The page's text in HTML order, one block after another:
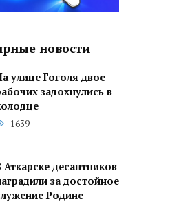
новости
улице Гоголя двое
задохнулись в
1639
Аткарске десантников
за достойное
Родине